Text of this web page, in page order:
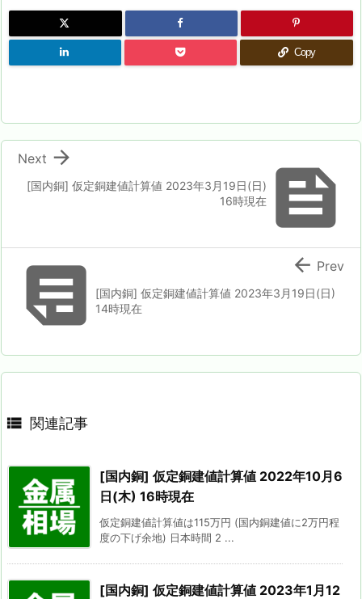
Copy

[国内銅] 仮定銅建値計算値 2023年3月19日(日)
16時現在

Next
[国内銅] 仮定銅建値計算値 2023年3月19日(日)
14時現在
 Prev
 関連記事
[国内銅] 仮定銅建値計算値 2022年10月6
日(木) 16時現在
仮定銅建値計算値は115万円 (国内銅建値に2万円程
度の下げ余地) 日本時間 2 ...
[国内銅] 仮定銅建値計算値 2023年1月12